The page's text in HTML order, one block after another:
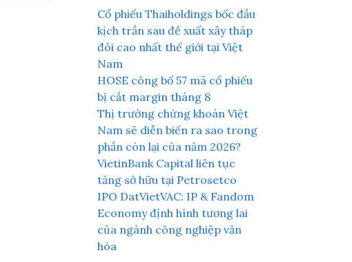
Cổ phiếu Thaiholdings bốc đầu
kịch trần sau đề xuất xây tháp
đôi cao nhất thế giới tại Việt
Nam
HOSE công bố 57 mã cổ phiếu
bị cắt margin tháng 8
Thị trường chứng khoán Việt
Nam sẽ diễn biến ra sao trong
phần còn lại của năm 2026?
VietinBank Capital liên tục
tăng sở hữu tại Petrosetco
IPO DatVietVAC: IP & Fandom
Economy định hình tương lai
của ngành công nghiệp văn
hóa